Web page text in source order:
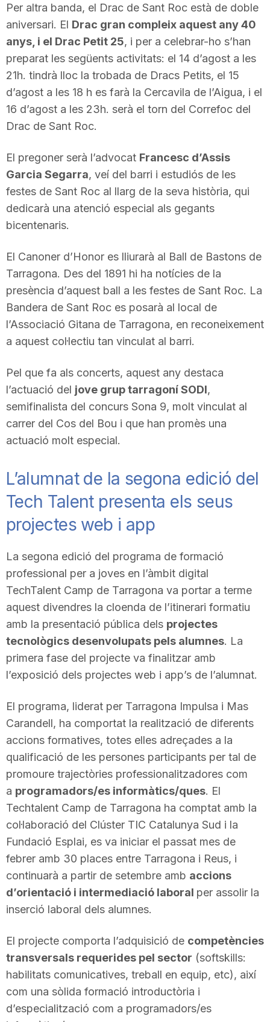
Per altra banda, el Drac de Sant Roc està de doble
aniversari. El Drac gran compleix aquest any 40
anys, i el Drac Petit 25, i per a celebrar-ho s’han
preparat les següents activitats: el 14 d’agost a les
21h. tindrà lloc la trobada de Dracs Petits, el 15
d’agost a les 18 h es farà la Cercavila de l’Aigua, i el
16 d’agost a les 23h. serà el torn del Correfoc del
Drac de Sant Roc.
El pregoner serà l’advocat Francesc d’Assis
Garcia Segarra, veí del barri i estudiós de les
festes de Sant Roc al llarg de la seva història, qui
dedicarà una atenció especial als gegants
bicentenaris.
El Canoner d’Honor es lliurarà al Ball de Bastons de
Tarragona. Des del 1891 hi ha notícies de la
presència d’aquest ball a les festes de Sant Roc. La
Bandera de Sant Roc es posarà al local de
l’Associació Gitana de Tarragona, en reconeixement
a aquest col·lectiu tan vinculat al barri.
Pel que fa als concerts, aquest any destaca
l’actuació del jove grup tarragoní SODI,
semifinalista del concurs Sona 9, molt vinculat al
carrer del Cos del Bou i que han promès una
actuació molt especial.
L’alumnat de la segona edició del
Tech Talent presenta els seus
projectes web i app
La segona edició del programa de formació
professional per a joves en l’àmbit digital
TechTalent Camp de Tarragona va portar a terme
aquest divendres la cloenda de l’itinerari formatiu
amb la presentació pública dels projectes
tecnològics desenvolupats pels alumnes. La
primera fase del projecte va finalitzar amb
l’exposició dels projectes web i app’s de l’alumnat.
El programa, liderat per Tarragona Impulsa i Mas
Carandell, ha comportat la realització de diferents
accions formatives, totes elles adreçades a la
qualificació de les persones participants per tal de
promoure trajectòries professionalitzadores com
a programadors/es informàtics/ques. El
Techtalent Camp de Tarragona ha comptat amb la
col·laboració del Clúster TIC Catalunya Sud i la
Fundació Esplai, es va iniciar el passat mes de
febrer amb 30 places entre Tarragona i Reus, i
continuarà a partir de setembre amb accions
d’orientació i intermediació laboral per assolir la
inserció laboral dels alumnes.
El projecte comporta l’adquisició de competències
transversals requerides pel sector (softskills:
habilitats comunicatives, treball en equip, etc), així
com una sòlida formació introductòria i
d’especialització com a programadors/es